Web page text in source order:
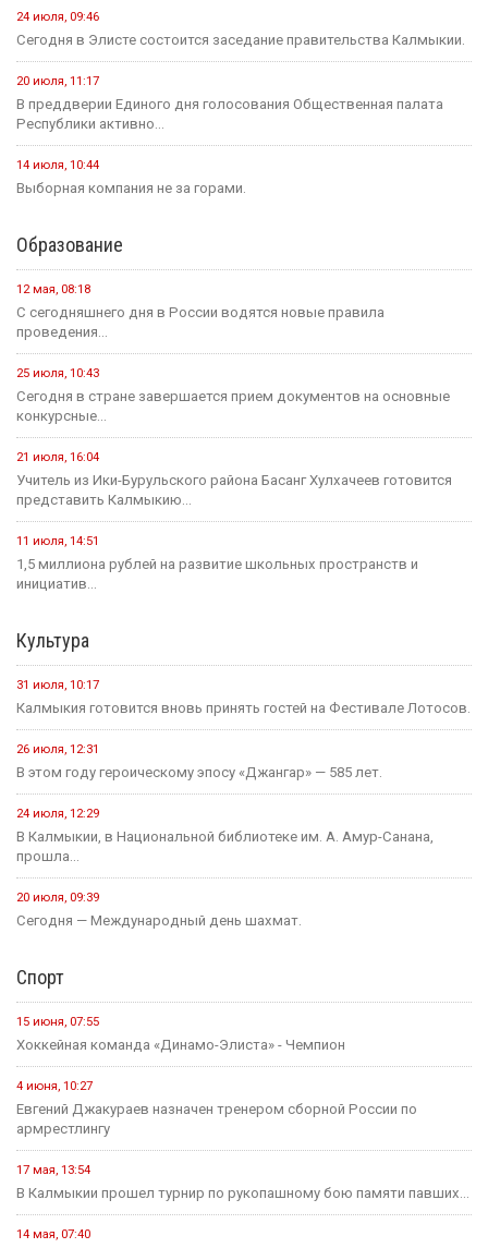
24 июля, 09:46
Сегодня в Элисте состоится заседание правительства Калмыкии.
20 июля, 11:17
В преддверии Единого дня голосования Общественная палата
Республики активно...
14 июля, 10:44
Выборная компания не за горами.
Образование
12 мая, 08:18
С сегодняшнего дня в России водятся новые правила
проведения...
25 июля, 10:43
Сегодня в стране завершается прием документов на основные
конкурсные...
21 июля, 16:04
Учитель из Ики-Бурульского района Басанг Хулхачеев готовится
представить Калмыкию...
11 июля, 14:51
1,5 миллиона рублей на развитие школьных пространств и
инициатив...
Культура
31 июля, 10:17
Калмыкия готовится вновь принять гостей на Фестивале Лотосов.
26 июля, 12:31
В этом году героическому эпосу «Джангар» — 585 лет.
24 июля, 12:29
В Калмыкии, в Национальной библиотеке им. А. Амур-Санана,
прошла...
20 июля, 09:39
Сегодня — Международный день шахмат.
Спорт
15 июня, 07:55
Хоккейная команда «Динамо-Элиста» - Чемпион
4 июня, 10:27
Евгений Джакураев назначен тренером сборной России по
армрестлингу
17 мая, 13:54
В Калмыкии прошел турнир по рукопашному бою памяти павших...
14 мая, 07:40